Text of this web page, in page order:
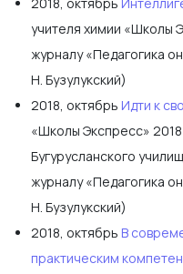
2018, октябрь
учителя химии «Школы
журналу «Педагогика
Н. Бузулукский)
2018, октябрь Идти к
«Школы Экспресс» 2018
Бугурусланского
журналу «Педагогика
Н. Бузулукский)
2018, октябрь В
практическим